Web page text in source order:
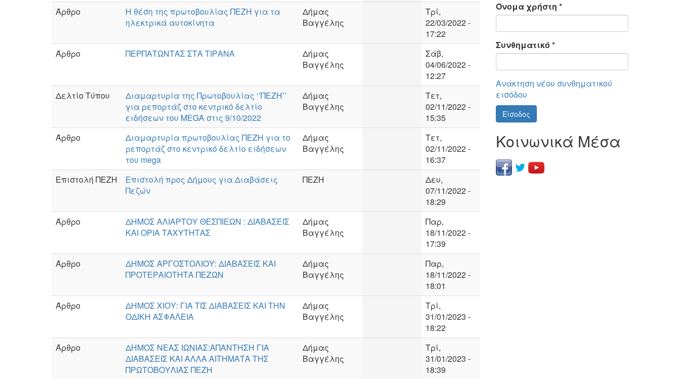
Άρθρο
Η θέση της πρωτοβουλίας ΠΕΖΗ για τα
ηλεκτρικά αυτοκίνητα
Δήμας
Βαγγέλης
Τρί,
22/03/2022 -
17:22
Άρθρο
ΠΕΡΠΑΤΩΝΤΑΣ ΣΤΑ ΤΙΡΑΝΑ
Δήμας
Βαγγέλης
Σάβ,
04/06/2022 -
12:27
Δελτίο Τύπου
Διαμαρτυρία της Πρωτοβουλίας ‘’ΠΕΖΗ’’
για ρεπορτάζ στο κεντρικό δελτίο
ειδήσεων του MEGA στις 9/10/2022
Δήμας
Βαγγέλης
Τετ,
02/11/2022 -
15:35
Άρθρο
Διαμαρτυρία πρωτοβουλίας ΠΕΖΗ για το
ρεπορτάζ στο κεντρικό δελτίο ειδήσεων
του mega
Δήμας
Βαγγέλης
Τετ,
02/11/2022 -
16:37
Επιστολή ΠΕΖΗ
Επιστολή προς Δήμους για Διαβάσεις
Πεζών
ΠΕΖΗ
Δευ,
07/11/2022 -
18:29
Άρθρο
ΔΗΜΟΣ ΑΛΙΑΡΤΟΥ ΘΕΣΠΙΕΩΝ : ΔΙΑΒΑΣΕΙΣ
ΚΑΙ ΟΡΙΑ ΤΑΧΥΤΗΤΑΣ
Δήμας
Βαγγέλης
Παρ,
18/11/2022 -
17:39
Άρθρο
ΔΗΜΟΣ ΑΡΓΟΣΤΟΛΙΟΥ: ΔΙΑΒΑΣΕΙΣ ΚΑΙ
ΠΡΟΤΕΡΑΙΟΤΗΤΑ ΠΕΖΩΝ
Δήμας
Βαγγέλης
Παρ,
18/11/2022 -
18:01
Άρθρο
ΔΗΜΟΣ ΧΙΟΥ: ΓΙΑ ΤΙΣ ΔΙΑΒΑΣΕΙΣ ΚΑΙ ΤΗΝ
ΟΔΙΚΗ ΑΣΦΑΛΕΙΑ
Δήμας
Βαγγέλης
Τρί,
31/01/2023 -
18:22
Άρθρο
ΔΗΜΟΣ ΝΕΑΣ ΙΩΝΙΑΣ:ΑΠΑΝΤΗΣΗ ΓΙΑ
ΔΙΑΒΑΣΕΙΣ ΚΑΙ ΑΛΛΑ ΑΙΤΗΜΑΤΑ ΤΗΣ
ΠΡΩΤΟΒΟΥΛΙΑΣ ΠΕΖΗ
Δήμας
Βαγγέλης
Τρί,
31/01/2023 -
18:39
Όνομα χρήστη *
Συνθηματικό *
Ανάκτηση νέου συνθηματικού
εισόδου
Είσοδος
Κοινωνικά Μέσα